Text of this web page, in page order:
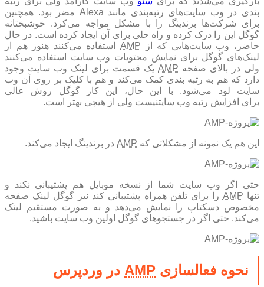
بندی در وب سایت‌های رتبه‌بندی مانند Alexa مضر بود. همچنین
برای شرکت‌ها برندینگ را با مشکل مواجه می‌کرد. خوشبختانه
گوگل این را درک کرده و راه حلی برای آن ایجاد کرده است. در حال
حاضر، وب سایت‌هایی که از
AMPاستفاده می‌کنند هنوز هم از
لینک‌های گوگل برای نمایش محتویات وب سایت استفاده می‌کنند
ولی در بالای صفحهAMPیک قسمت برای لینک وب سایت وجود
دارد که هم به رتبه بندی کمک می‌کند و هم با کلیک بر روی آن وب
سایت لود می‌شود. با‌ این حال، این کار گوگل روش عالی‌
برای افزایش رتبه وب سایتنیست ولی از هیچی بهتر است.
این هم یک نمونه از مشکلاتی کهAMPدر برندینگ ایجاد می‌کند.
حتی اگر وب سایت شما از نسخه موبایل هم پشتیبانی نکند و
تنهاAMPرا برای تلفن همراه پشتیبانی کند نیز گوگل لینک صفحه
مخصوص دسکتاپ را نمایش می‌دهد و به صورت مستقیم لینک
می‌کند. حتی اگر در جستجو‌های گوگل اولین وب سایت باشید.
نحوه فعالسازی AMPدر وردپرس